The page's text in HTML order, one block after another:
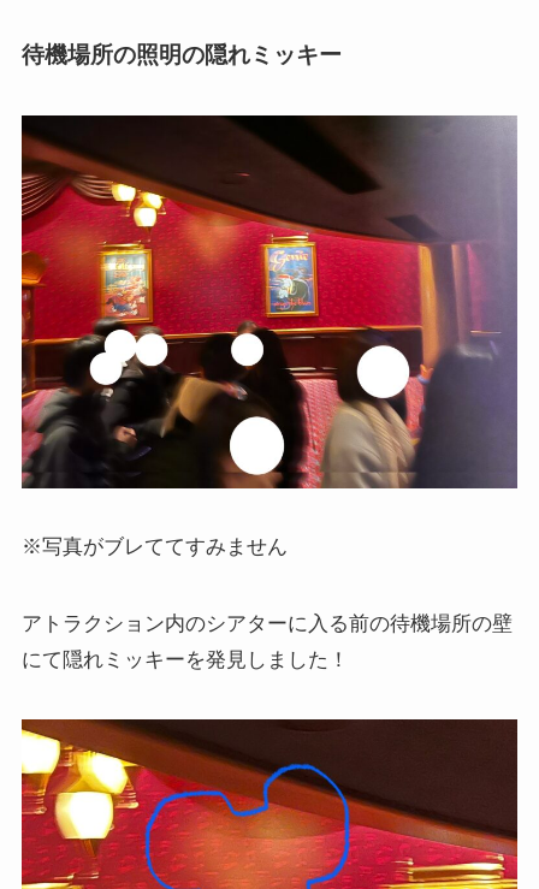
待機場所の照明の隠れミッキー
※写真がブレててすみません
アトラクション内のシアターに入る前の待機場所の壁
にて隠れミッキーを発見しました！